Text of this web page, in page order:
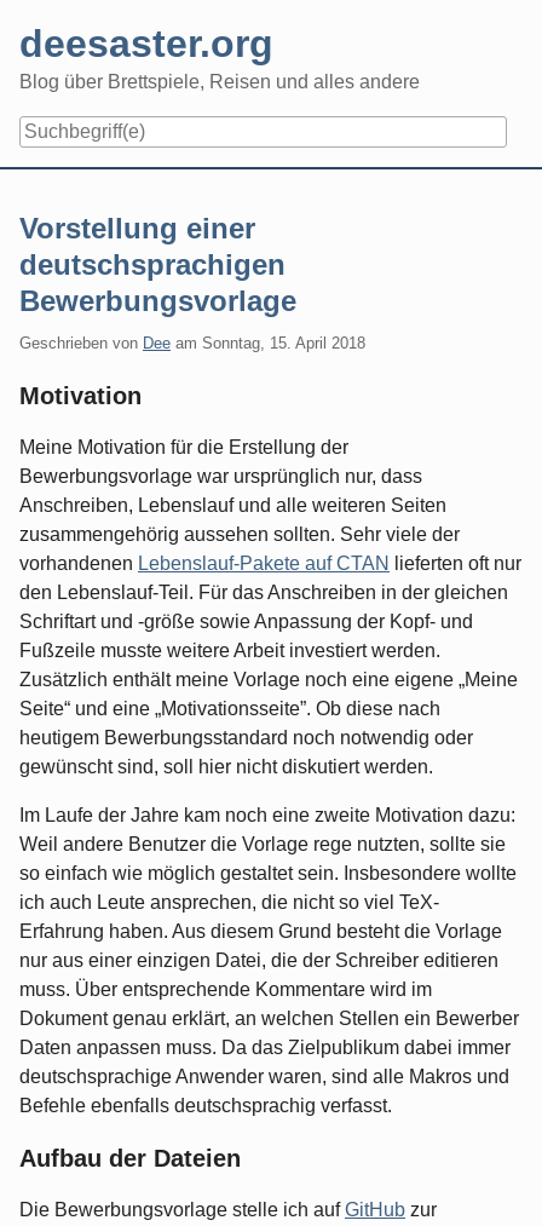
content
deesaster.org
Blog über Brettspiele, Reisen und alles andere
Vorstellung einer
deutschsprachigen
Bewerbungsvorlage
Geschrieben von Dee am Sonntag, 15. April 2018
Motivation
Meine Motivation für die Erstellung der
Bewerbungsvorlage war ursprünglich nur, dass
Anschreiben, Lebenslauf und alle weiteren Seiten
zusammengehörig aussehen sollten. Sehr viele der
vorhandenen Lebenslauf-Pakete auf CTAN
lieferten oft nur
den Lebenslauf-Teil. Für das Anschreiben in der gleichen
Schriftart und -größe sowie Anpassung der Kopf- und
Fußzeile musste weitere Arbeit investiert werden.
Zusätzlich enthält meine Vorlage noch eine eigene „Meine
Seite“ und eine „Motivationsseite”. Ob diese nach
heutigem Bewerbungsstandard noch notwendig oder
gewünscht sind, soll hier nicht diskutiert werden.
Im Laufe der Jahre kam noch eine zweite Motivation dazu:
Weil andere Benutzer die Vorlage rege nutzten, sollte sie
so einfach wie möglich gestaltet sein. Insbesondere wollte
ich auch Leute ansprechen, die nicht so viel TeX-
Erfahrung haben. Aus diesem Grund besteht die Vorlage
nur aus einer einzigen Datei, die der Schreiber editieren
muss. Über entsprechende Kommentare wird im
Dokument genau erklärt, an welchen Stellen ein Bewerber
Daten anpassen muss. Da das Zielpublikum dabei immer
deutschsprachige Anwender waren, sind alle Makros und
Befehle ebenfalls deutschsprachig verfasst.
Aufbau der Dateien
Die Bewerbungsvorlage stelle ich aufGitHub zur